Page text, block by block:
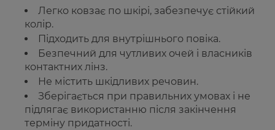
Легко ковзає по шкірі, забезпечує стійкий
колір.
Підходить для внутрішнього повіка.
Безпечний для чутливих очей і власників
контактних лінз.
Не містить шкідливих речовин.
Зберігається при правильних умовах і не
підлягає використанню після закінчення
терміну придатності.